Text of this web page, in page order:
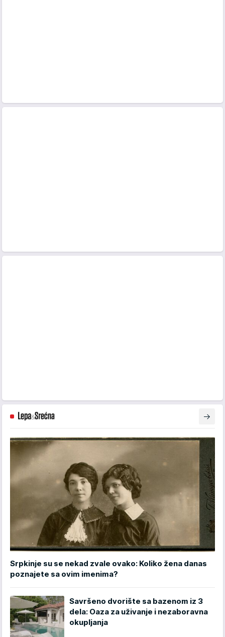
Srpkinje su se nekad zvale ovako: Koliko žena danas
poznajete sa ovim imenima?
Savršeno dvorište sa bazenom iz 3
dela: Oaza za uživanje i nezaboravna
okupljanja